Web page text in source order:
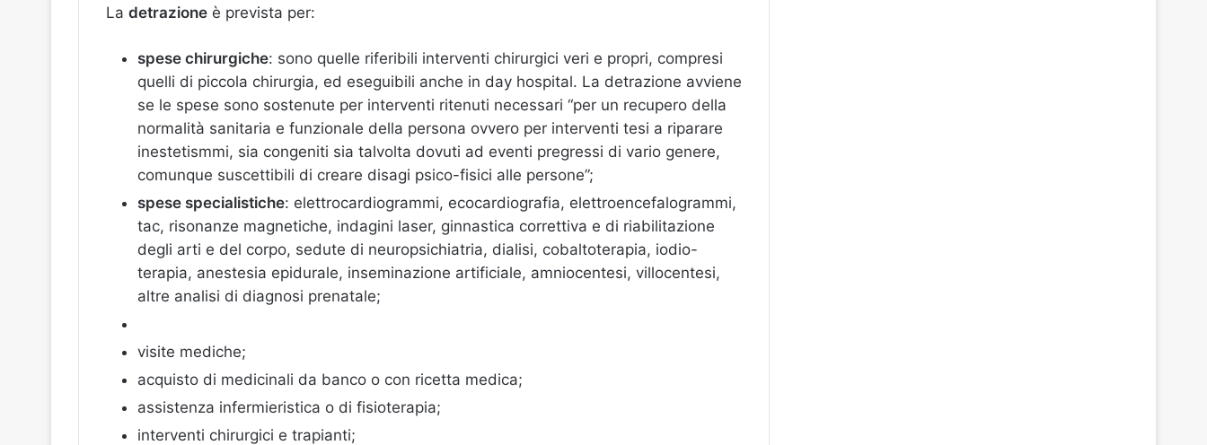
La detrazione è prevista per:
spese chirurgiche: sono quelle riferibili interventi chirurgici veri e propri, compresi
quelli di piccola chirurgia, ed eseguibili anche in day hospital. La detrazione avviene
se le spese sono sostenute per interventi ritenuti necessari “per un recupero della
normalità sanitaria e funzionale della persona ovvero per interventi tesi a riparare
inestetismmi, sia congeniti sia talvolta dovuti ad eventi pregressi di vario genere,
comunque suscettibili di creare disagi psico-fisici alle persone”;
spese specialistiche: elettrocardiogrammi, ecocardiografia, elettroencefalogrammi,
tac, risonanze magnetiche, indagini laser, ginnastica correttiva e di riabilitazione
degli arti e del corpo, sedute di neuropsichiatria, dialisi, cobaltoterapia, iodio-
terapia, anestesia epidurale, inseminazione artificiale, amniocentesi, villocentesi,
altre analisi di diagnosi prenatale;
visite mediche;
acquisto di medicinali da banco o con ricetta medica;
assistenza infermieristica o di fisioterapia;
interventi chirurgici e trapianti;